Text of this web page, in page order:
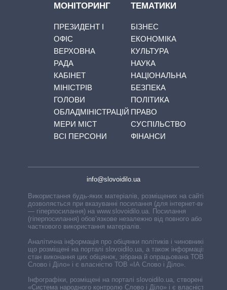
МОНІТОРИНГ
ПРЕЗИДЕНТ І
ОФІС
ВЕРХОВНА
РАДА
КАБІНЕТ
МІНІСТРІВ
ГОЛОВИ
ОБЛАДМІНІСТРАЦІЙ
МЕРИ МІСТ
ВСІ ПЕРСОНИ
ТЕМАТИКИ
БІЗНЕС
ЕКОНОМІКА
КУЛЬТУРА
НАУКА
НАЦІОНАЛЬНА
БЕЗПЕКА
ПОЛІТИКА
ПРАВО
СУСПІЛЬСТВО
ФІНАНСИ
info@slovoidilo.ua
Використання будь-яких матеріалів, розміщених на сайті,
дозволяється при вказуванні посилання (для інтернет-видань
— гіперпосилання) на www.slovoidilo.ua. Посилання
(гіперпосилання) обов’язкове незалежно від повного або
часткового використання матеріалів.
Аналітична інформація про обіцянки політиків і чиновників,
що розміщені на порталі slovoidilo.ua, а також інформація про
стан виконання цих обіцянок, зібрана й опрацьована ТОВ «ІА
Слово і Діло» і є власністю ТОВ «ІА Слово і Діло».
Інфографіки, розміщені на порталі slovoidilo.ua, створені ГО
«Система народного контролю Слово і Діло» і є власністю